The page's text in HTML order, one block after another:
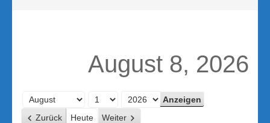
August 8, 2026
Monat
Tag
Jahr
Zurück Heute Weiter